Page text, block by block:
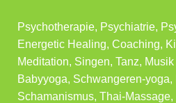
Psychotherapie, Psychiatrie,
Energetic Healing, Coaching,
Meditation, Singen, Tanz,
Babyyoga, Schwangeren-yoga,
Schamanismus, Thai-Massage,